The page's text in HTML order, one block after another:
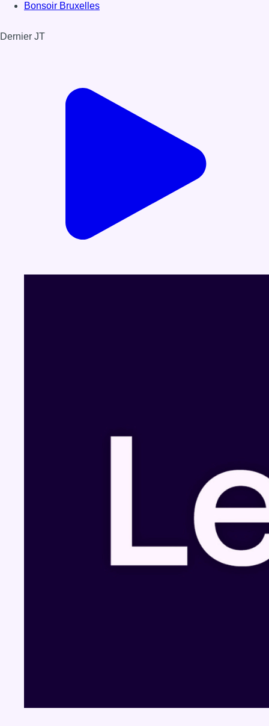
Bonsoir Bruxelles
Dernier JT